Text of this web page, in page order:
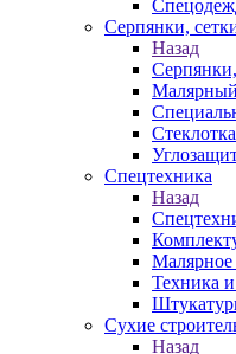
Серпянки,
Назад
Малярный
Спецтехника
Назад
Малярное
Техника
Сухие
Назад